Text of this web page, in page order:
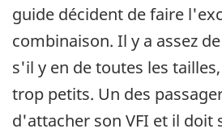
guide décident de faire
combinaison. Il y a assez
s'il y en de toutes les
trop petits. Un des
d'attacher son VFI et il doit